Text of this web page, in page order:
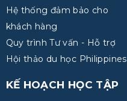
Hệ thống đảm bảo cho
khách hàng
Quy trình Tư vấn - Hỗ trợ
Hội thảo du học Philippines
KẾ HOẠCH HỌC TẬP